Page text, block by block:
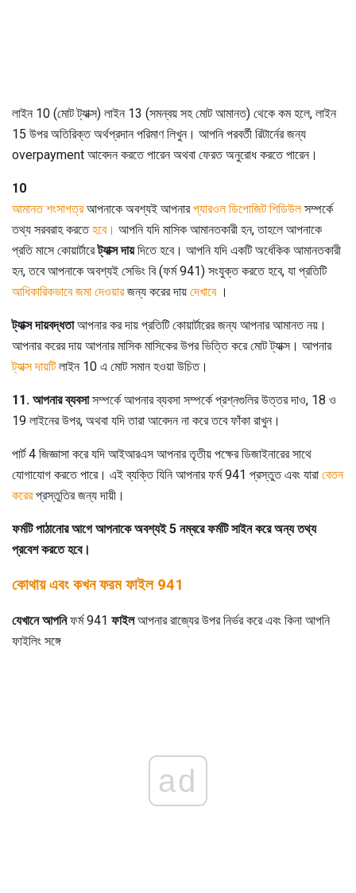
লাইন 10 (মোট ট্যাক্স) লাইন 13 (সমন্বয় সহ মোট আমানত) থেকে কম হলে, লাইন
15 উপর অতিরিক্ত অর্থপ্রদান পরিমাণ লিখুন। আপনি পরবর্তী রিটার্নের জন্য
overpayment আবেদন করতে পারেন অথবা ফেরত অনুরোধ করতে পারেন।
10
আমানত শংসাপত্রআপনাকে অবশ্যই আপনারপ্যারওল ডিপোজিট শিডিউলসম্পর্কে
তথ্য সরবরাহ করতেহবে। আপনি যদি মাসিক আমানতকারী হন, তাহলে আপনাকে
প্রতি মাসে কোয়ার্টারেট্যাক্স দায়দিতে হবে। আপনি যদি একটি অর্ধেকিক আমানতকারী
হন, তবে আপনাকে অবশ্যই সেভিং বি (ফর্ম 941) সংযুক্ত করতে হবে, যা প্রতিটি
আধিকারিকভাবে জমা দেওয়ারজন্য করের দায় দেখাবে।
ট্যাক্স দায়বদ্ধতাআপনার কর দায় প্রতিটি কোয়ার্টারের জন্য আপনার আমানত নয়।
আপনার করের দায় আপনার মাসিক মাসিকের উপর ভিত্তি করে মোট ট্যাক্স। আপনার
ট্যাক্স দায়টিলাইন 10 এ মোট সমান হওয়া উচিত।
11. আপনার ব্যবসাসম্পর্কে আপনার ব্যবসা সম্পর্কে প্রশ্নগুলির উত্তর দাও, 18 ও
19 লাইনের উপর, অথবা যদি তারা আবেদন না করে তবে ফাঁকা রাখুন।
পার্ট 4 জিজ্ঞাসা করে যদি আইআরএস আপনার তৃতীয় পক্ষের ডিজাইনারের সাথে
যোগাযোগ করতে পারে। এই ব্যক্তি যিনি আপনার ফর্ম 941 প্রস্তুত এবং যারা বেতন
করেরপ্রস্তুতির জন্য দায়ী।
ফর্মটি পাঠানোর আগে আপনাকে অবশ্যই 5 নম্বরে ফর্মটি সাইন করে অন্য তথ্য
প্রবেশ করতে হবে।
কোথায় এবং কখন ফরম ফাইল 941
যেখানে আপনিফর্ম 941 ফাইলআপনার রাজ্যের উপর নির্ভর করে এবং কিনা আপনি
ফাইলিং সঙ্গে
ad